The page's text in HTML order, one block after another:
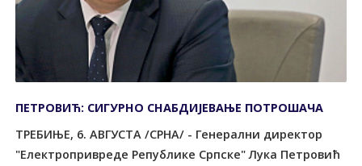
ПЕТРОВИЋ: СИГУРНО СНАБДИЈЕВАЊЕ ПОТРОШАЧА
ТРЕБИЊЕ, 6. АВГУСТА /СРНА/ - Генерални директор
"Електропривреде Републике Српске" Лука Петровић